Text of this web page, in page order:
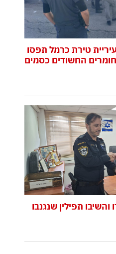
טירת כרמל תפסו
החשודים כסמים
תפילין שנגנבו